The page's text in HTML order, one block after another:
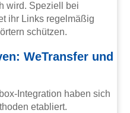
wird. Speziell bei
ihr Links regelmäßig
schützen.
WeTransfer und
Integration haben sich
etabliert.